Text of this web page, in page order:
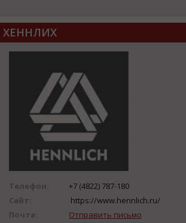
ХЕННЛИХ
Телефон:
+7 (4822) 787-180
Сайт:
https://www.hennlich.ru/
Почта:
Отправить письмо